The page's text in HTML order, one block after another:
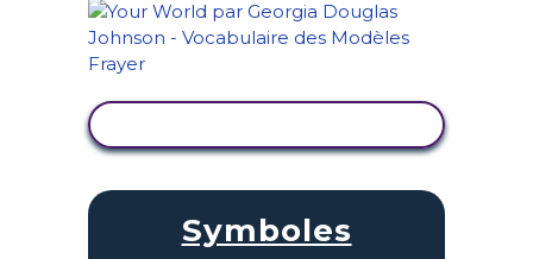
Symboles